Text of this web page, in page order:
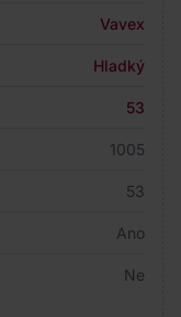
Vavex
Hladký
53
1005
53
Ano
Ne